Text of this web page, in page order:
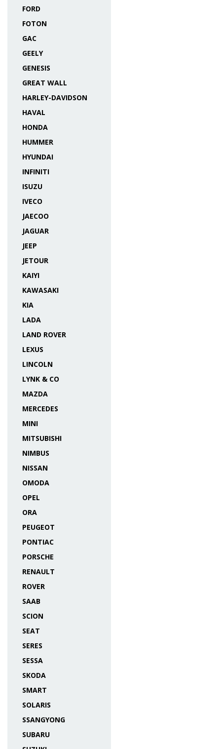
FORD
FOTON
GAC
GEELY
GENESIS
GREAT WALL
HARLEY-DAVIDSON
HAVAL
HONDA
HUMMER
HYUNDAI
INFINITI
ISUZU
IVECO
JAECOO
JAGUAR
JEEP
JETOUR
KAIYI
KAWASAKI
KIA
LADA
LAND ROVER
LEXUS
LINCOLN
LYNK & CO
MAZDA
MERCEDES
MINI
MITSUBISHI
NIMBUS
NISSAN
OMODA
OPEL
ORA
PEUGEOT
PONTIAC
PORSCHE
RENAULT
ROVER
SAAB
SCION
SEAT
SERES
SESSA
SKODA
SMART
SOLARIS
SSANGYONG
SUBARU